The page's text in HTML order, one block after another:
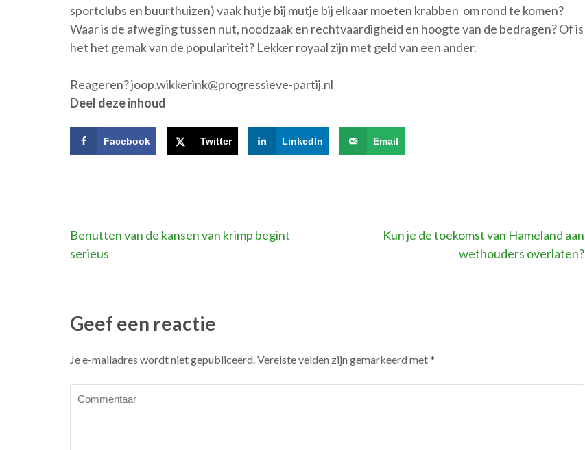
sportclubs en buurthuizen) vaak hutje bij mutje bij elkaar moeten krabben om rond te komen?
Waar is de afweging tussen nut, noodzaak en rechtvaardigheid en hoogte van de bedragen? Of is
het het gemak van de populariteit? Lekker royaal zijn met geld van een ander.
Reageren?joop.wikkerink@progressieve-partij.nl
Deel deze inhoud
Facebook Twitter LinkedIn Email
Bericht
navigatie
Benutten van de kansen van krimp begint
serieus
Kun je de toekomst van Hameland aan
wethouders overlaten?
Geef een reactie
Je e-mailadres wordt niet gepubliceerd. Vereiste velden zijn gemarkeerd met*